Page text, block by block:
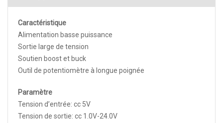
Caractéristique
Alimentation basse puissance
Sortie large de tension
Soutien boost et buck
Outil de potentiomètre à longue poignée
Paramètre
Tension d’entrée: cc 5V
Tension de sortie: cc 1.0V-24.0V